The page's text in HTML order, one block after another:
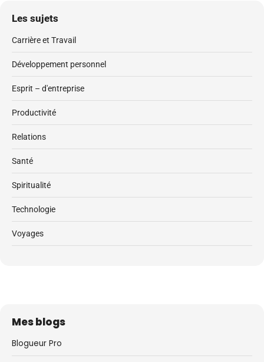
Les sujets
Carrière et Travail
Développement personnel
Esprit – d'entreprise
Productivité
Relations
Santé
Spiritualité
Technologie
Voyages
Mes blogs
Blogueur Pro